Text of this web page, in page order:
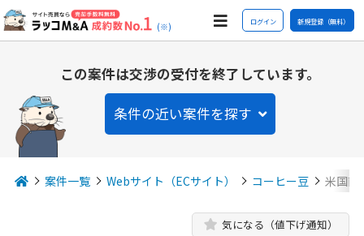
(※) ログイン 新規登録（無料）
この案件は交渉の受付を終了しています。
条件の近い案件を探す
案件一覧 Webサイト（ECサイト） コーヒー豆 米国直
気になる（値下げ通知）